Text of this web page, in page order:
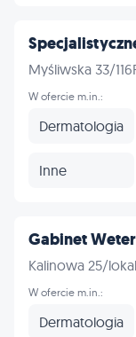
Myśliwska 33/
W ofercie m.in.:
Dermatologia
Inne
Gabinet
Kalinowa 25/
W ofercie m.in.:
Dermatologia